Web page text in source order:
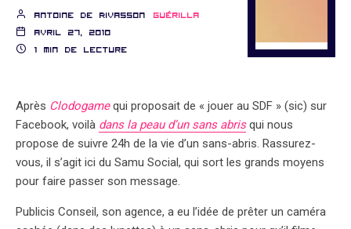
Antoine de Rivasson
Guérilla
avril 27, 2010
1 min de lecture
Après Clodogamequi proposait de « jouer au SDF » (sic) sur
Facebook, voilà dans la peau d’un sans abrisqui nous
propose de suivre 24h de la vie d’un sans-abris. Rassurez-
vous, il s’agit ici du Samu Social, qui sort les grands moyens
pour faire passer son message.
Publicis Conseil, son agence, a eu l’idée de prêter un caméra